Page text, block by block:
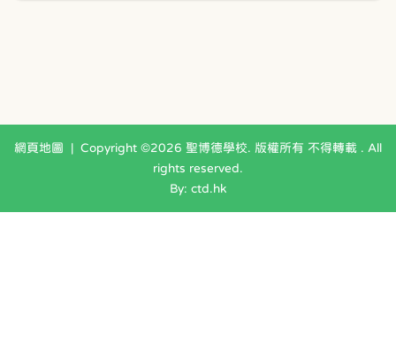
網頁地圖 | Copyright ©2026 聖博德學校. 版權所有 不得轉載 . All
rights reserved.
By: ctd.hk